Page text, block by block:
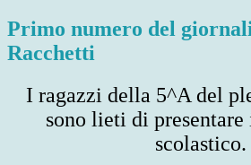
Primo numero del
Racchetti
I ragazzi della 5^A del
sono lieti di
scolastico.